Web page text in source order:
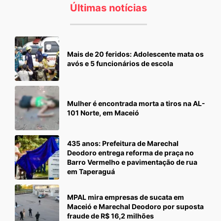
Últimas notícias
Mais de 20 feridos: Adolescente mata os
avós e 5 funcionários de escola
Mulher é encontrada morta a tiros na AL-
101 Norte, em Maceió
435 anos: Prefeitura de Marechal
Deodoro entrega reforma de praça no
Barro Vermelho e pavimentação de rua
em Taperaguá
MPAL mira empresas de sucata em
Maceió e Marechal Deodoro por suposta
fraude de R$ 16,2 milhões